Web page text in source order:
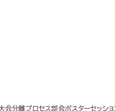
離プロセス部会ポスターセッシ